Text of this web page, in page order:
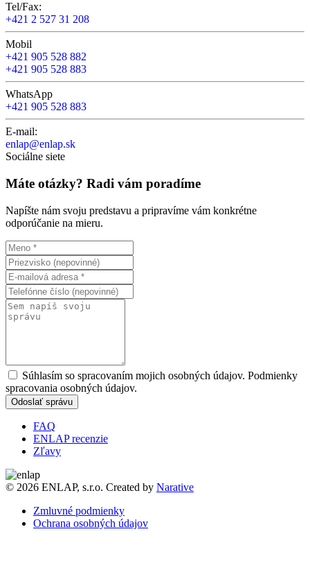
Tel/Fax:
+421 2 527 31 208
Mobil
+421 905 528 882
+421 905 528 883
WhatsApp
+421 905 528 883
E-mail:
enlap@enlap.sk
Sociálne siete
Máte otázky? Radi vám poradíme
Napíšte nám svoju predstavu a pripravíme vám konkrétne
odporúčanie na mieru.
Súhlasím so spracovaním mojich osobných údajov. Podmienky
spracovania osobných údajov.
Odoslať správu
FAQ
ENLAP recenzie
Zľavy
© 2026 ENLAP, s.r.o. Created by Narative
Zmluvné podmienky
Ochrana osobných údajov